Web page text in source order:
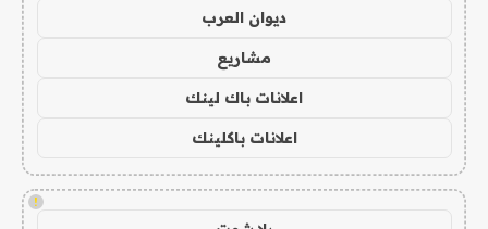
ديوان العرب
مشاريع
اعلانات باك لينك
اعلانات باكلينك
!